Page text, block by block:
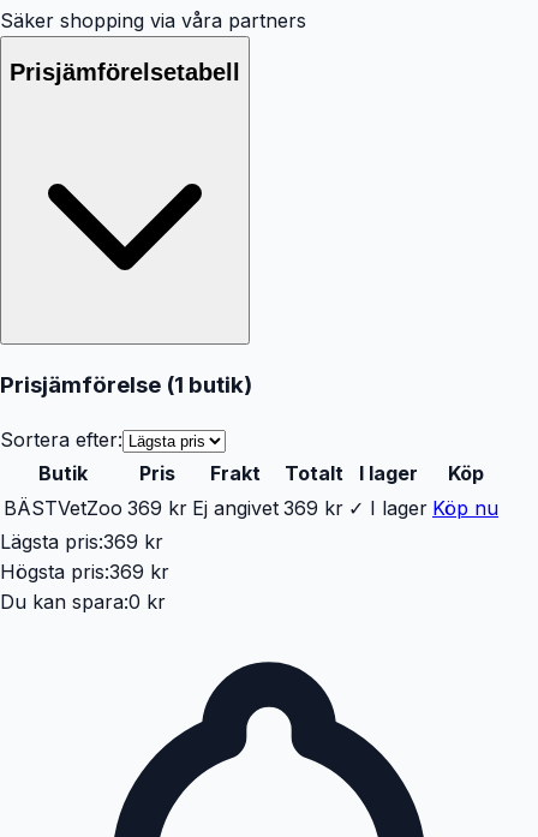
Säker shopping via våra partners
Prisjämförelsetabell
Prisjämförelse (1 butik)
Sortera efter:
Butik
Pris Frakt Totalt I lager
Köp
BÄSTVetZoo 369 kr Ej angivet 369 kr ✓ I lager Köp nu
Lägsta pris:369 kr
Högsta pris:369 kr
Du kan spara:0 kr